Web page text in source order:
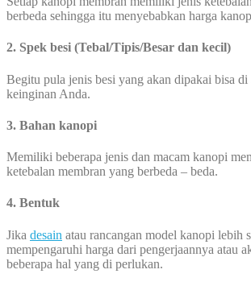
berbeda sehingga itu menyebabkan harga
2. Spek besi (Tebal/Tipis/Besar dan kecil)
Begitu pula jenis besi yang akan dipakai bisa di
keinginan Anda.
3. Bahan kanopi
Memiliki beberapa jenis dan macam kanopi
ketebalan membran yang berbeda – beda.
4. Bentuk
Jika desain atau rancangan model kanopi lebih
mempengaruhi harga dari pengerjaannya atau
beberapa hal yang di perlukan.